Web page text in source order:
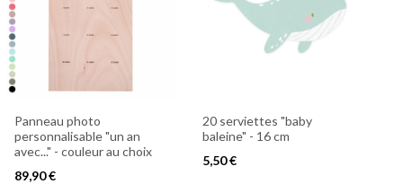
Panneau photo
personnalisable "un an
avec..." - couleur au choix
89,90 €
20 serviettes "baby
baleine" - 16 cm
5,50 €